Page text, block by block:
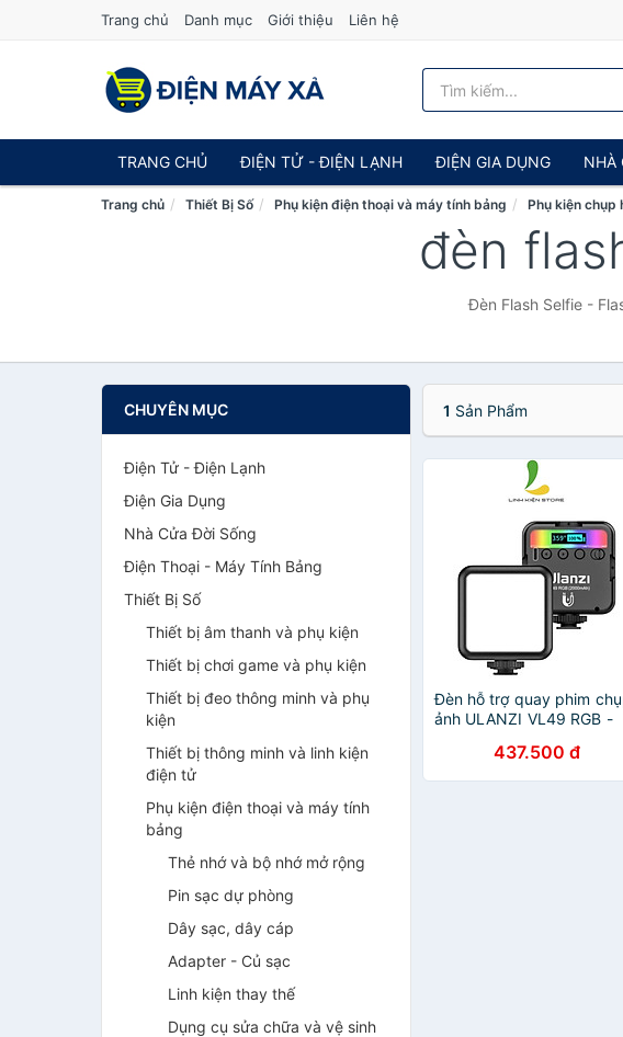
Trang chủ Danh mục Giới thiệu Liên hệ
TRANG CHỦ ĐIỆN TỬ - ĐIỆN LẠNH ĐIỆN GIA DỤNG NHÀ
Trang chủ Thiết Bị Số Phụ kiện điện thoại và máy tính bảng Phụ kiện chụp
đèn
Đèn Flash Selfie -
CHUYÊN MỤC
Điện Tử - Điện Lạnh
Điện Gia Dụng
Nhà Cửa Đời Sống
Điện Thoại - Máy Tính Bảng
Thiết Bị Số
Thiết bị âm thanh và phụ kiện
Thiết bị chơi game và phụ kiện
Thiết bị đeo thông minh và phụ
kiện
Thiết bị thông minh và linh kiện
điện tử
Phụ kiện điện thoại và máy tính
bảng
Thẻ nhớ và bộ nhớ mở rộng
Pin sạc dự phòng
Dây sạc, dây cáp
Adapter - Củ sạc
Linh kiện thay thế
Dụng cụ sửa chữa và vệ sinh
1 Sản Phẩm
Đèn hỗ trợ quay phim
ảnh ULANZI VL49 RGB -
437.500 đ